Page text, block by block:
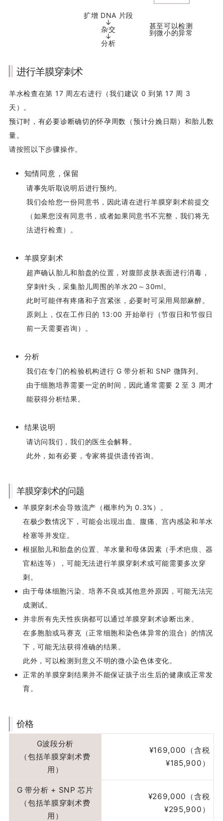
扩增 DNA 片段
↓
杂交
↓
分析
甚至可以检测
到微小的异常
进行羊膜穿刺术
羊水检查在第 17 周左右进行（我们建议 0 到第 17 周 3
天）。
预订时，有必要诊断确切的怀孕周数（预计分娩日期）和胎儿数
量。
请按照以下步骤操作。
知情同意，保留
请事先听取说明后进行预约。
我们会给您一份同意书，因此请在进行羊膜穿刺术前提交
（如果您没有同意书，或者如果同意书不完整，我们将无
法进行检查）。
羊膜穿刺术
超声确认胎儿和胎盘的位置，对腹部皮肤表面进行消毒，
穿刺针头，采集胎儿周围的羊水20～30ml。
此时可能伴有疼痛和子宫紧张，必要时可采用局部麻醉。
原则上，仅在工作日的 13:00 开始举行（节假日和节假日
前一天需要咨询）。
分析
我们在专门的检验机构进行 G 带分析和 SNP 微阵列。
由于细胞培养需要一定的时间，因此通常需要 2 至 3 周才
能获得分析结果。
结果说明
请访问我们，我们的医生会解释。
此外，如有必要，专家将提供遗传咨询。
羊膜穿刺术的问题
羊膜穿刺术会导致流产（概率约为 0.3%）。
在极少数情况下，可能会出现出血、腹痛、宫内感染和羊水
栓塞等并发症。
根据胎儿和胎盘的位置、羊水量和母体因素（手术疤痕、器
官粘连等），可能无法进行羊膜穿刺术或可能需要多次穿
刺。
由于母体细胞污染、培养不良或其他意外原因，可能无法完
成测试。
并非所有先天性疾病都可以通过羊膜穿刺术诊断出来。
在多胞胎或马赛克（正常细胞和染色体异常的混合）的情况
下，可能无法获得准确的结果。
此外，可以检测到意义不明的微小染色体变化。
正常的羊膜穿刺结果并不能保证孩子出生后的健康或正常发
育。
价格
G波段分析
（包括羊膜穿刺术费
用）
¥169,000（含税
¥185,900）
G 带分析 + SNP 芯片
（包括羊膜穿刺术费
用）
¥269,000（含税
¥295,900）